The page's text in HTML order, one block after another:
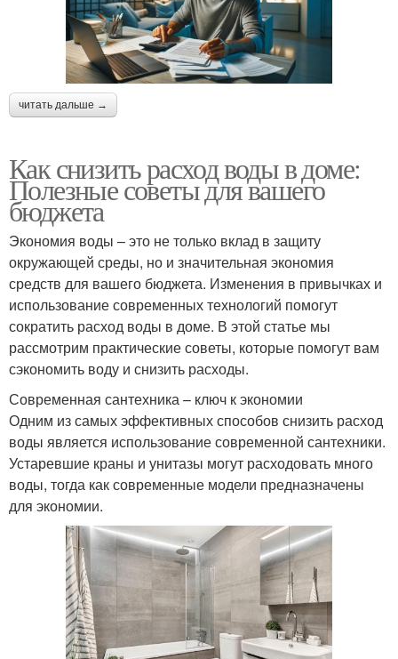
читать дальше →
Как снизить расход воды в доме:
Полезные советы для вашего
бюджета
Экономия воды – это не только вклад в защиту
окружающей среды, но и значительная экономия
средств для вашего бюджета. Изменения в привычках и
использование современных технологий помогут
сократить расход воды в доме. В этой статье мы
рассмотрим практические советы, которые помогут вам
сэкономить воду и снизить расходы.
Современная сантехника – ключ к экономии
Одним из самых эффективных способов снизить расход
воды является использование современной сантехники.
Устаревшие краны и унитазы могут расходовать много
воды, тогда как современные модели предназначены
для экономии.